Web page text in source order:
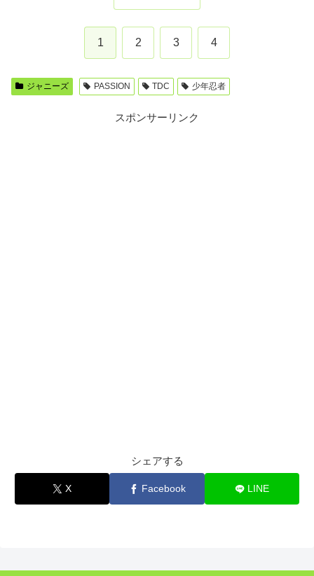
1 2 3 4
ジャニーズ PASSION TDC 少年忍者
スポンサーリンク
シェアする
X Facebook LINE